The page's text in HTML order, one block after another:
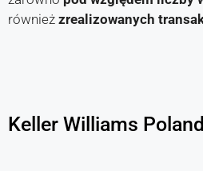
również zrealizowanych
Keller Williams Poland